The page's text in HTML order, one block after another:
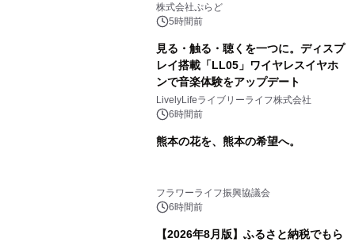
プール グランピングとトレーラーハウ
スの2施設で
株式会社ぷらど
5時間前
見る・触る・聴くを一つに。ディスプ
レイ搭載「LL05」ワイヤレスイヤホ
ンで音楽体験をアップデート
LivelyLifeライブリーライフ株式会社
6時間前
熊本の花を、熊本の希望へ。
フラワーライフ振興協議会
6時間前
【2026年8月版】ふるさと納税でもら